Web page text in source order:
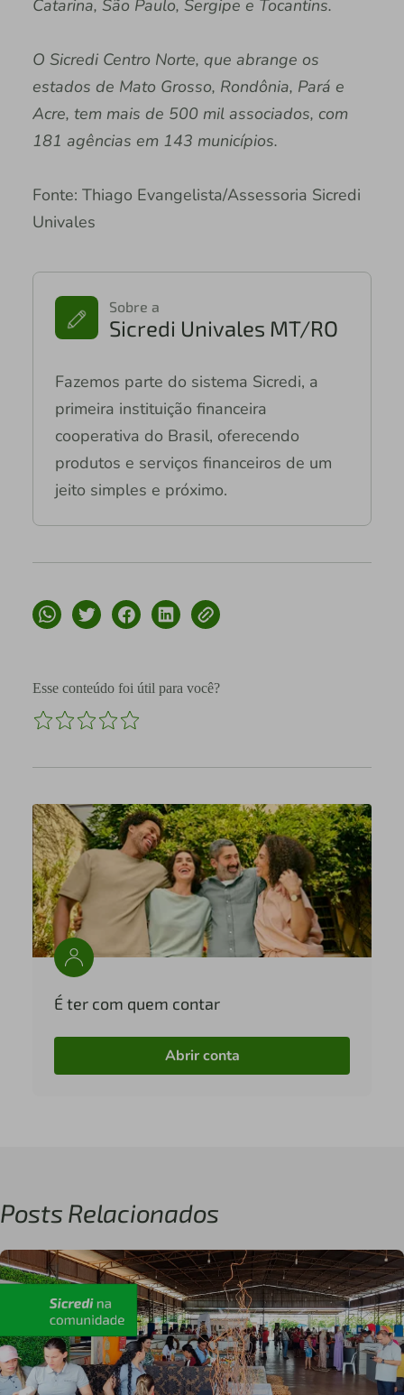
Catarina, São Paulo, Sergipe e Tocantins.
O Sicredi Centro Norte, que abrange os
estados de Mato Grosso, Rondônia, Pará e
Acre, tem mais de 500 mil associados, com
181 agências em 143 municípios.
Fonte: Thiago Evangelista/Assessoria Sicredi
Univales
Sobre a
Sicredi Univales MT/RO
Fazemos parte do sistema Sicredi, a
primeira instituição financeira
cooperativa do Brasil, oferecendo
produtos e serviços financeiros de um
jeito simples e próximo.
Esse conteúdo foi útil para você?
É ter com quem contar
Abrir conta
Posts Relacionados